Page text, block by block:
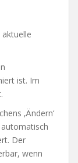
ist. Im
‚Ändern‘
Der
wenn